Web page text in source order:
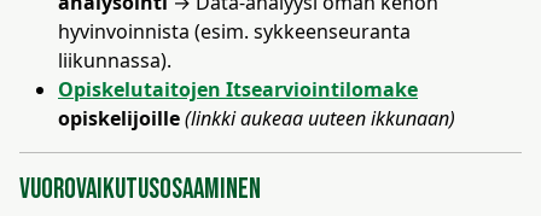
hyvinvoinnista (esim. sykkeenseuranta
liikunnassa).
Opiskelutaitojen Itsearviointilomake
opiskelijoille(linkki aukeaa uuteen ikkunaan)
Vuorovaikutusosaaminen